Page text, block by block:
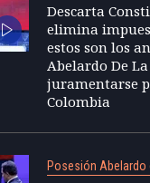
Descarta
elimina
estos son los
Abelardo De
juramentarse
Colombia
Posesión Abelardo